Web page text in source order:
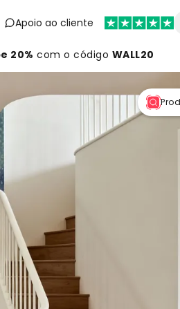
Apoio ao cliente
20% com o código WALL20